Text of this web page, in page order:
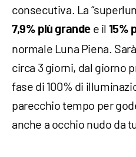
consecutiva. La
7,9% più grande e il 15%
normale Luna Piena.
circa 3 giorni, dal giorno
fase di 100% di
parecchio tempo per
anche a occhio nudo da